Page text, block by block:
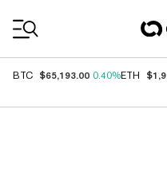
BTC $65,193.00 0.40%ETH